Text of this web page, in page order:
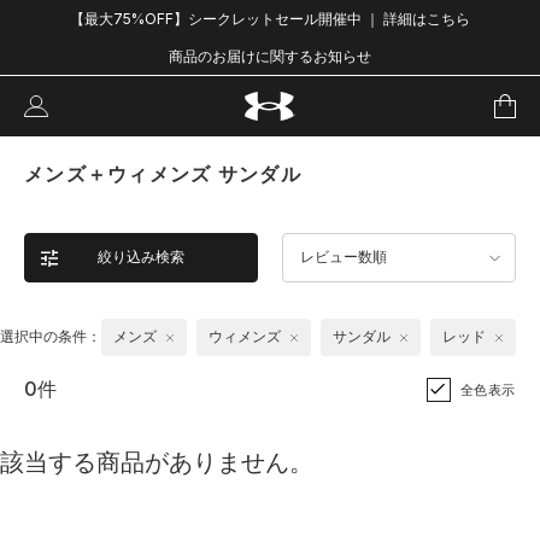
【最大75%OFF】シークレットセール開催中 ｜ 詳細はこちら
商品のお届けに関するお知らせ
メンズ＋ウィメンズ サンダル
絞り込み検索 レビュー数順
選択中の条件： メンズ ウィメンズ サンダル レッド
0件 全色表示
該当する商品がありません。